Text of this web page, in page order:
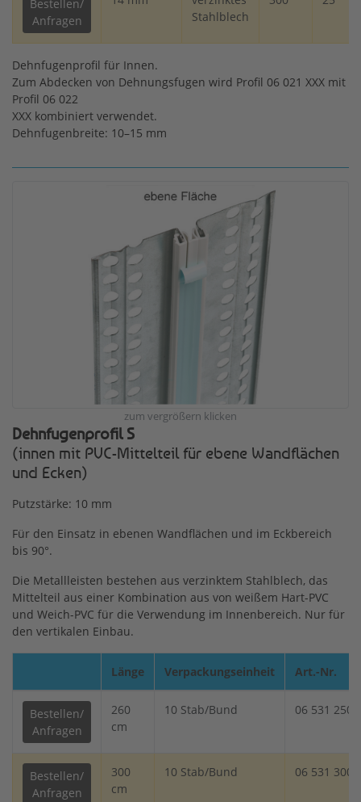
Bestellen/
Anfragen
Stahlblech
Dehnfugenprofil für Innen.
Zum Abdecken von Dehnungsfugen wird Profil 06 021 XXX mit
Profil 06 022
XXX kombiniert verwendet.
Dehnfugenbreite: 10–15 mm
zum vergrößern klicken
Dehnfugenprofil S
(innen mit PVC-Mittelteil für ebene Wandflächen
und Ecken)
Putzstärke: 10 mm
Für den Einsatz in ebenen Wandflächen und im Eckbereich
bis 90°.
Die Metallleisten bestehen aus verzinktem Stahlblech, das
Mittelteil aus einer Kombination aus von weißem Hart-PVC
und Weich-PVC für die Verwendung im Innenbereich. Nur für
den vertikalen Einbau.
Länge Verpackungseinheit Art.-Nr.
Bestellen/
Anfragen
260
cm
10 Stab/Bund 06 531 250
Bestellen/
Anfragen
300
cm
10 Stab/Bund 06 531 300